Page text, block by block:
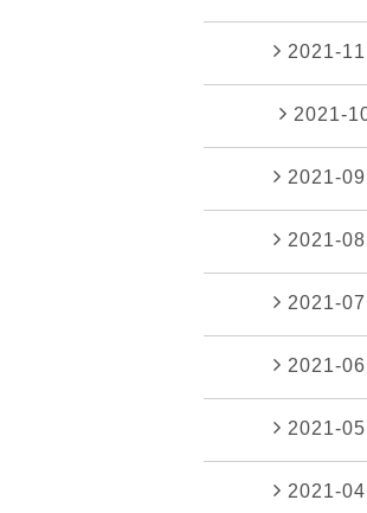
2021-11
2021-
2021-09
2021-08
2021-07
2021-06
2021-05
2021-04